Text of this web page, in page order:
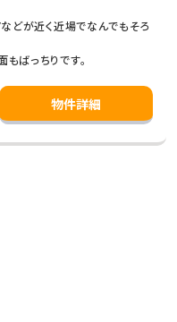
などが近く近場でなんでもそろ
ばっちりです。
物件詳細